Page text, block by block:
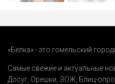
«Белка» - это гомельский
Самые свежие и актуальные
Досуг Орешки ЗОЖ Блиц-